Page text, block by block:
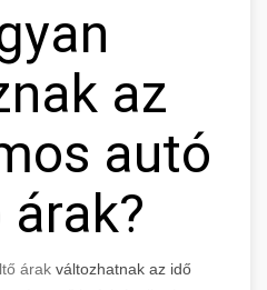
az
autó
árakváltozhatnak az idő